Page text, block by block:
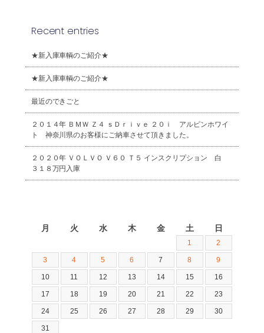
Recent entries
★新入庫車輌のご紹介★
★新入庫車輌のご紹介★
最近のできごと
２０１４年 ＢＭＷ Ｚ４ ｓＤｒｉｖｅ ２０ｉ アルピンホワイ
ト 神奈川県のお客様にご納車させて頂きました。
２０２０年 ＶＯＬＶＯ Ｖ６０ Ｔ５ インスクリプション 白
３１８万円入庫
月 火 水 木 金 土 日
1 2
3 4 5 6 7 8 9
10 11 12 13 14 15 16
17 18 19 20 21 22 23
24 25 26 27 28 29 30
31